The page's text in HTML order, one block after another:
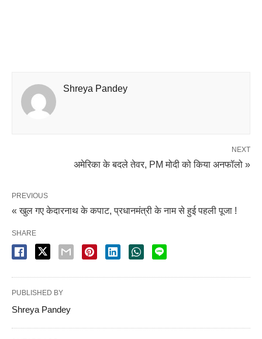
Shreya Pandey
NEXT
अमेरिका के बदले तेवर, PM मोदी को किया अनफॉलो »
PREVIOUS
« खुल गए केदारनाथ के कपाट, प्रधानमंत्री के नाम से हुई पहली पूजा !
SHARE
PUBLISHED BY
Shreya Pandey